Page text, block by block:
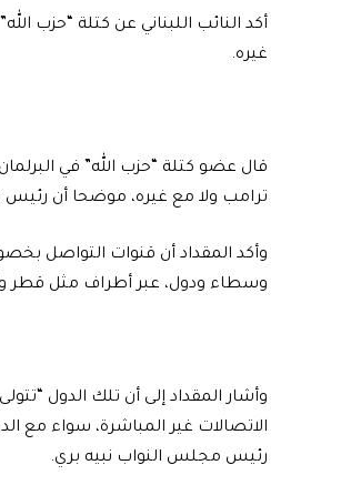
أكد النائب اللبناني عن كتلة “حزب
غيره.
قال عضو كتلة “حزب الله” في البرلمان
ترامب ولا مع غيره، موضحا أن رئيس
وأكد المقداد أن قنوات التواصل
وسطاء ودول، عبر أطراف مثل قطر
وأشار المقداد إلى أن تلك الدول
الاتصالات غير المباشرة، سواء مع
رئيس مجلس النواب نبيه بري.